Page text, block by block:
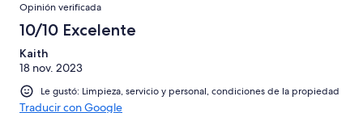
Opinión verificada
10/10 Excelente
Kaith
18 nov. 2023
Le gustó: Limpieza, servicio y personal, condiciones de la propiedad
Traducir con Google